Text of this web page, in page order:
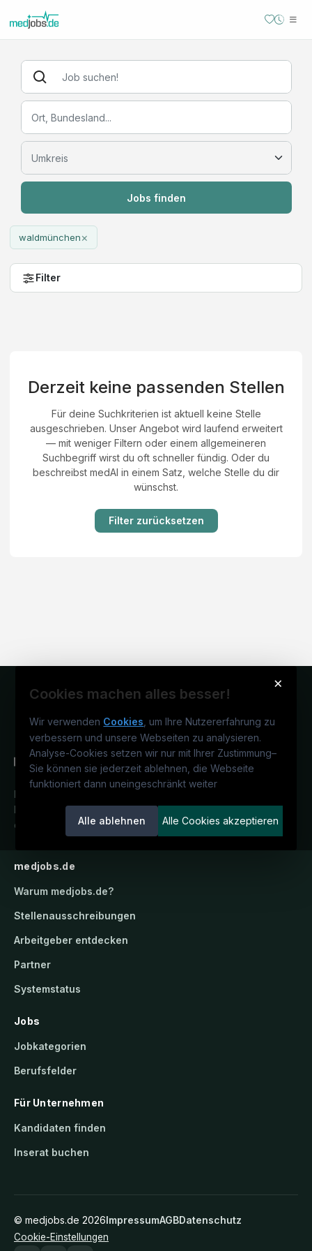
Jobs finden
waldmünchen×
Filter
Derzeit keine passenden Stellen
Für deine Suchkriterien ist aktuell keine Stelle
ausgeschrieben. Unser Angebot wird laufend erweitert
— mit weniger Filtern oder einem allgemeineren
Suchbegriff wirst du oft schneller fündig. Oder du
beschreibst medAI in einem Satz, welche Stelle du dir
wünschst.
Filter zurücksetzen
×
Cookies machen alles besser!
Wir verwenden Cookies , um Ihre Nutzererfahrung zu
verbessern und unsere Webseiten zu analysieren.
Analyse-Cookies setzen wir nur mit Ihrer Zustimmung–
Sie können sie jederzeit ablehnen, die Webseite
funktioniert dann uneingeschränkt weiter
Alle ablehnen Alle Cookies akzeptieren
Deutschlands medizinisches
Karriereportal.Ein Service der
candidatis GmbH.
medjobs.de
Warum medjobs.de?
Stellenausschreibungen
Arbeitgeber entdecken
Partner
Systemstatus
Jobs
Jobkategorien
Berufsfelder
Für Unternehmen
Kandidaten finden
Inserat buchen
© medjobs.de 2026ImpressumAGBDatenschutz
Cookie-Einstellungen